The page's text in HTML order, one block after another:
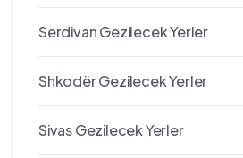
Serdivan Gezilecek Yerler
Shkodër Gezilecek Yerler
Sivas Gezilecek Yerler